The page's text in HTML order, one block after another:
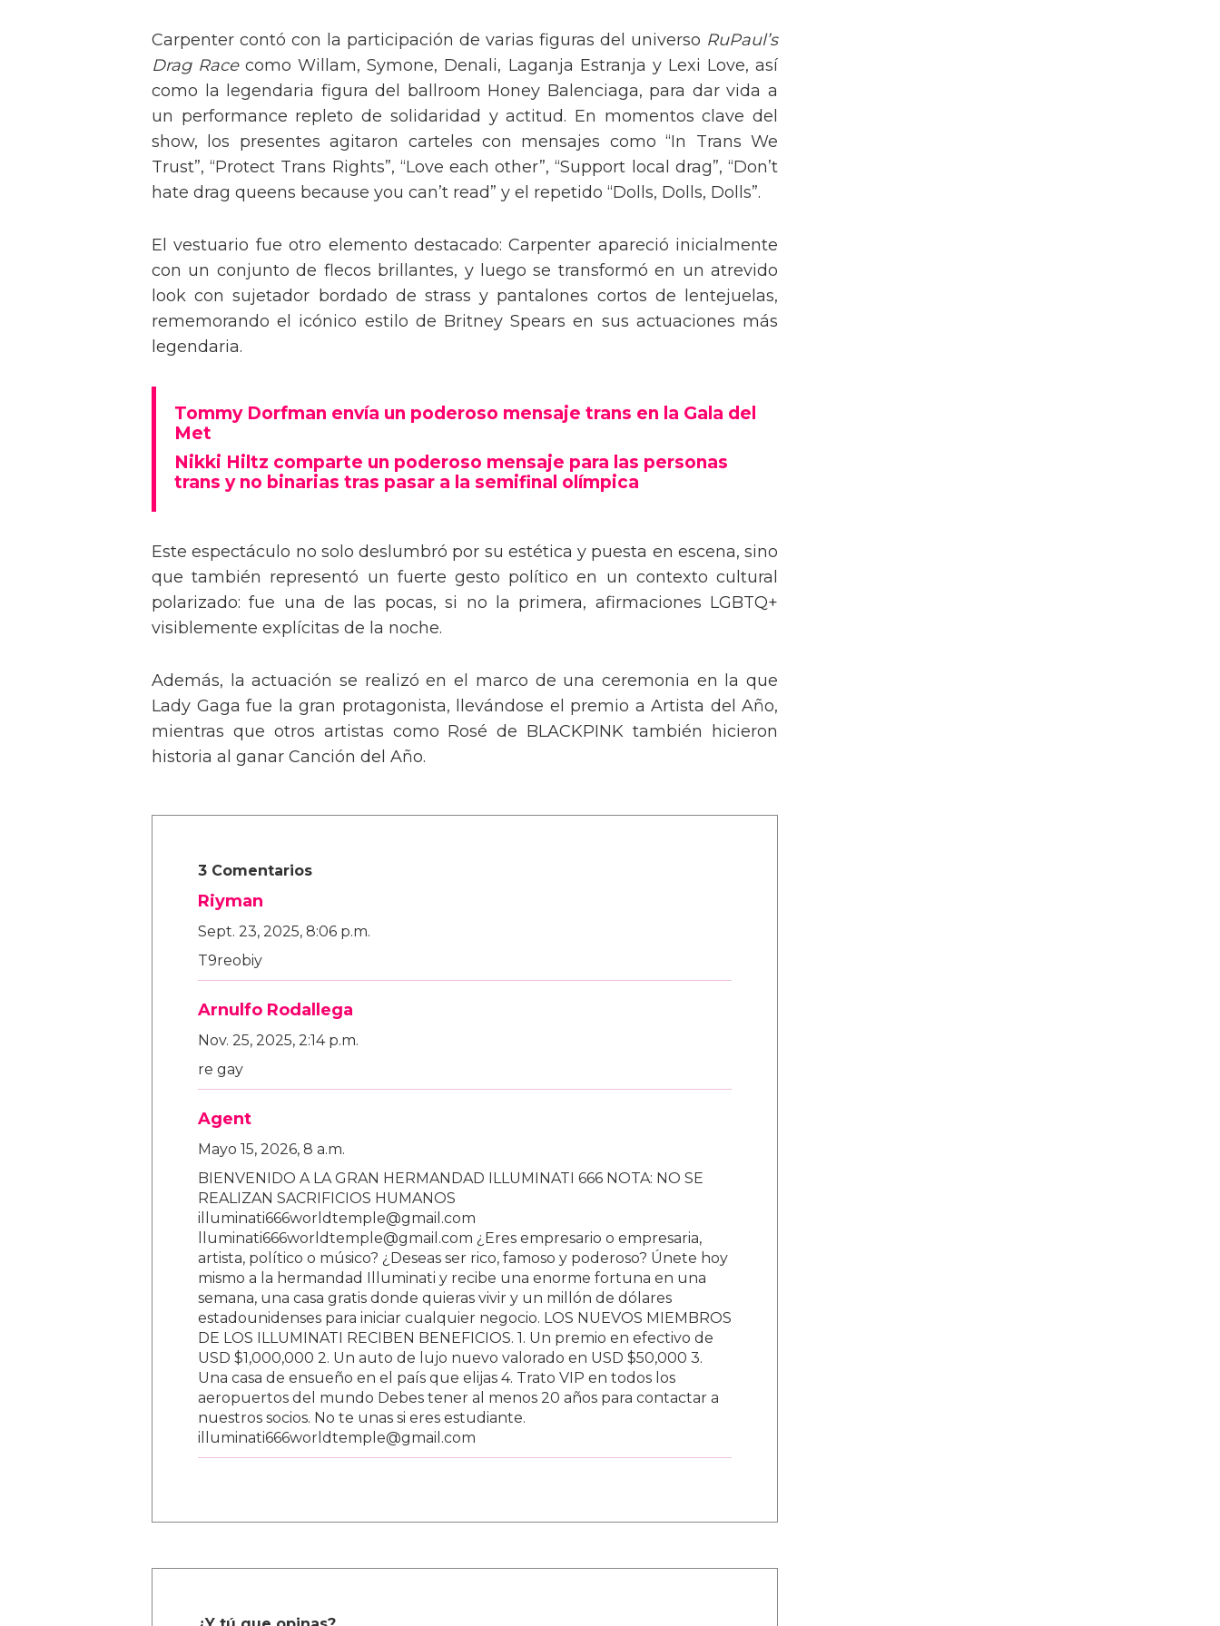
Carpenter contó con la participación de varias figuras del universo RuPaul’s
Drag Racecomo Willam, Symone, Denali, Laganja Estranja y Lexi Love, así
como la legendaria figura del ballroom Honey Balenciaga, para dar vida a
un performance repleto de solidaridad y actitud. En momentos clave del
show, los presentes agitaron carteles con mensajes como “In Trans We
Trust”, “Protect Trans Rights”, “Love each other”, “Support local drag”, “Don’t
hate drag queens because you can’t read” y el repetido “Dolls, Dolls, Dolls”.
El vestuario fue otro elemento destacado: Carpenter apareció inicialmente
con un conjunto de flecos brillantes, y luego se transformó en un atrevido
look con sujetador bordado de strass y pantalones cortos de lentejuelas,
rememorando el icónico estilo de Britney Spears en sus actuaciones más
legendaria.
Tommy Dorfman envía un poderoso mensaje trans en la Gala del
Met
Nikki Hiltz comparte un poderoso mensaje para las personas
trans y no binarias tras pasar a la semifinal olímpica
Este espectáculo no solo deslumbró por su estética y puesta en escena, sino
que también representó un fuerte gesto político en un contexto cultural
polarizado: fue una de las pocas, si no la primera, afirmaciones LGBTQ+
visiblemente explícitas de la noche.
Además, la actuación se realizó en el marco de una ceremonia en la que
Lady Gaga fue la gran protagonista, llevándose el premio a Artista del Año,
mientras que otros artistas como Rosé de BLACKPINK también hicieron
historia al ganar Canción del Año.
3 Comentarios
Riyman
Sept. 23, 2025, 8:06 p.m.
T9reobiy
Arnulfo Rodallega
Nov. 25, 2025, 2:14 p.m.
re gay
Agent
Mayo 15, 2026, 8 a.m.
BIENVENIDO A LA GRAN HERMANDAD ILLUMINATI 666 NOTA: NO SE
REALIZAN SACRIFICIOS HUMANOS
illuminati666worldtemple@gmail.com
lluminati666worldtemple@gmail.com ¿Eres empresario o empresaria,
artista, político o músico? ¿Deseas ser rico, famoso y poderoso? Únete hoy
mismo a la hermandad Illuminati y recibe una enorme fortuna en una
semana, una casa gratis donde quieras vivir y un millón de dólares
estadounidenses para iniciar cualquier negocio. LOS NUEVOS MIEMBROS
DE LOS ILLUMINATI RECIBEN BENEFICIOS. 1. Un premio en efectivo de
USD $1,000,000 2. Un auto de lujo nuevo valorado en USD $50,000 3.
Una casa de ensueño en el país que elijas 4. Trato VIP en todos los
aeropuertos del mundo Debes tener al menos 20 años para contactar a
nuestros socios. No te unas si eres estudiante.
illuminati666worldtemple@gmail.com